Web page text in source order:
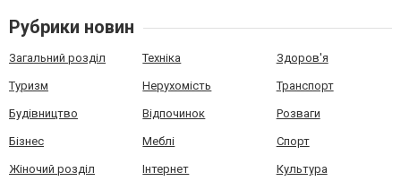
Рубрики новин
Загальний розділ Техніка Здоров'я
Туризм Нерухомість Транспорт
Будівництво Відпочинок Розваги
Бізнес Меблі Спорт
Жіночий розділ Інтернет Культура